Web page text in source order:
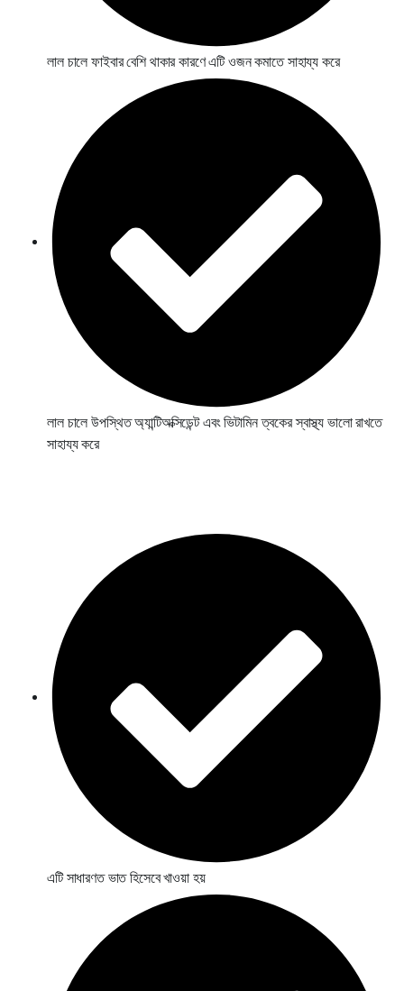
লাল চালে ফাইবার বেশি থাকার কারণে এটি ওজন কমাতে সাহায্য করে
লাল চালে উপস্থিত অ্যান্টিঅক্সিডেন্ট এবং ভিটামিন ত্বকের স্বাস্থ্য ভালো রাখতে
সাহায্য করে
এটি সাধারণত ভাত হিসেবে খাওয়া হয়